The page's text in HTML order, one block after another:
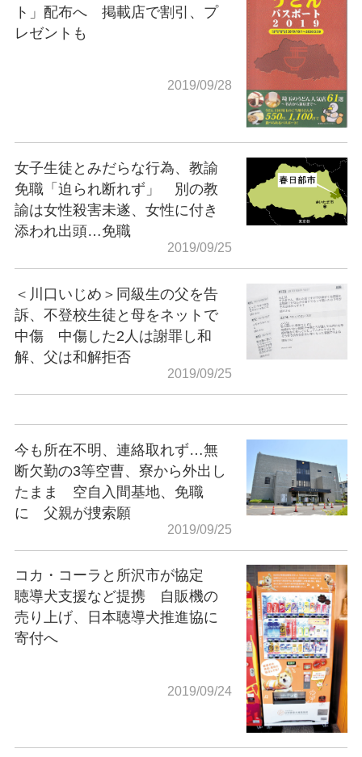
ト」配布へ 掲載店で割引、プ
レゼントも
2019/09/28
女子生徒とみだらな行為、教諭
免職「迫られ断れず」 別の教
諭は女性殺害未遂、女性に付き
添われ出頭…免職
2019/09/25
＜川口いじめ＞同級生の父を告
訴、不登校生徒と母をネットで
中傷 中傷した2人は謝罪し和
解、父は和解拒否
2019/09/25
今も所在不明、連絡取れず…無
断欠勤の3等空曹、寮から外出し
たまま 空自入間基地、免職
に 父親が捜索願
2019/09/25
コカ・コーラと所沢市が協定
聴導犬支援など提携 自販機の
売り上げ、日本聴導犬推進協に
寄付へ
2019/09/24